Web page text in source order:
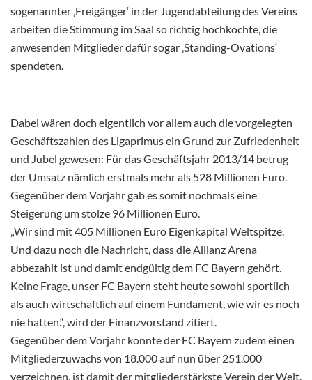
sogenannter ‚Freigänger‘ in der Jugendabteilung des Vereins
arbeiten die Stimmung im Saal so richtig hochkochte, die
anwesenden Mitglieder dafür sogar ‚Standing-Ovations‘
spendeten.
Dabei wären doch eigentlich vor allem auch die vorgelegten
Geschäftszahlen des Ligaprimus ein Grund zur Zufriedenheit
und Jubel gewesen: Für das Geschäftsjahr 2013/14 betrug
der Umsatz nämlich erstmals mehr als 528 Millionen Euro.
Gegenüber dem Vorjahr gab es somit nochmals eine
Steigerung um stolze 96 Millionen Euro.
„Wir sind mit 405 Millionen Euro Eigenkapital Weltspitze.
Und dazu noch die Nachricht, dass die Allianz Arena
abbezahlt ist und damit endgültig dem FC Bayern gehört.
Keine Frage, unser FC Bayern steht heute sowohl sportlich
als auch wirtschaftlich auf einem Fundament, wie wir es noch
nie hatten.“, wird der Finanzvorstand zitiert.
Gegenüber dem Vorjahr konnte der FC Bayern zudem einen
Mitgliederzuwachs von 18.000 auf nun über 251.000
verzeichnen, ist damit der mitgliederstärkste Verein der Welt.